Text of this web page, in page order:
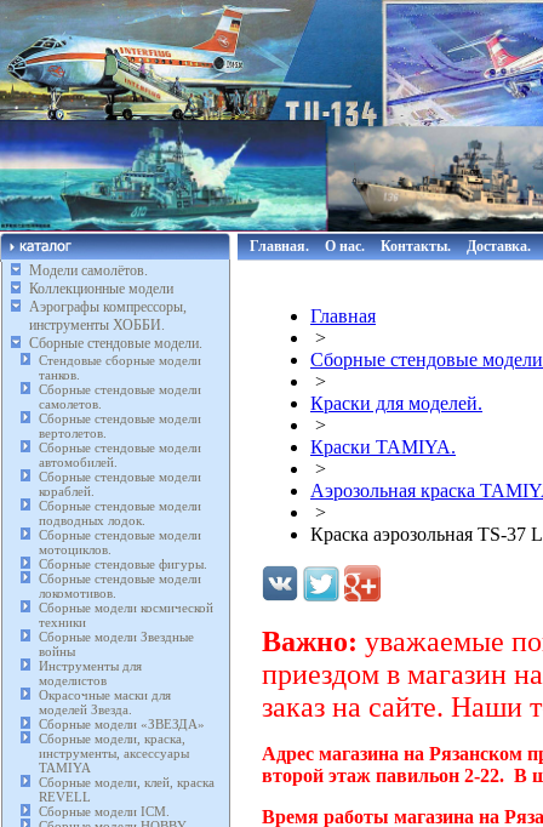
Модели самолётов.
Коллекционные модели
Аэрографы компрессоры,
инструменты ХОББИ.
Сборные стендовые модели.
Стендовые сборные модели
танков.
Сборные стендовые модели
самолетов.
Сборные стендовые модели
вертолетов.
Сборные стендовые модели
автомобилей.
Сборные стендовые модели
кораблей.
Сборные стендовые модели
подводных лодок.
Сборные стендовые модели
мотоциклов.
Сборные стендовые фигуры.
Сборные стендовые модели
локомотивов.
Сборные модели космической
техники
Сборные модели Звездные
войны
Инструменты для
моделистов
Окрасочные маски для
моделей Звезда.
Сборные модели «ЗВЕЗДА»
Сборные модели, краска,
инструменты, аксессуары
TAMIYA
Сборные модели, клей, краска
REVELL
Сборные модели ICM.
Главная. О нас. Контакты. Доставка.
Главная
>
Сборные стендовые
>
Краски для моделей.
>
Краски TAMIYA.
>
Аэрозольная краска
>
Краска аэрозольная TS-37
Важно: уважаемые
приездом в магазин
заказ на сайте. Наши
Адрес магазина на Рязанском
второй этаж павильон 2-22. В
Время работы магазина на